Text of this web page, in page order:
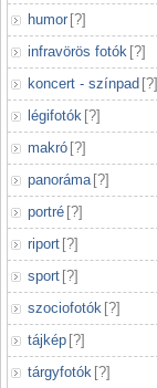
humor [?]
infravörös fotók [?]
koncert - színpad [?]
légifotók [?]
makró [?]
panoráma [?]
portré [?]
riport [?]
sport [?]
szociofotók [?]
tájkép [?]
tárgyfotók [?]